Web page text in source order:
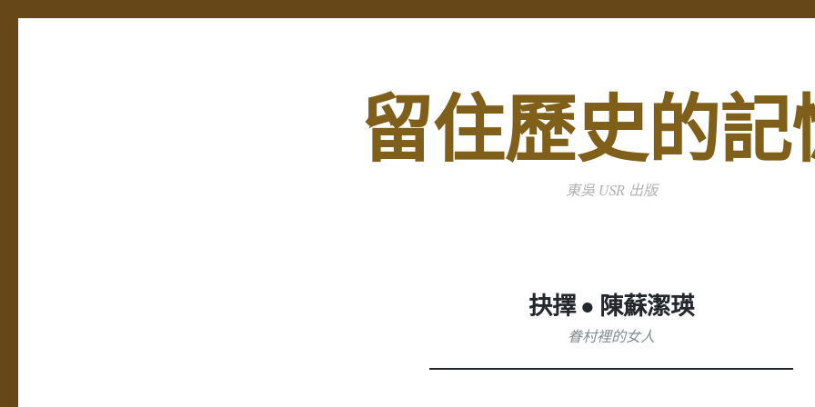
留住歷史的記
東吳 USR 出版
抉擇 ● 陳蘇潔瑛
眷村裡的女人